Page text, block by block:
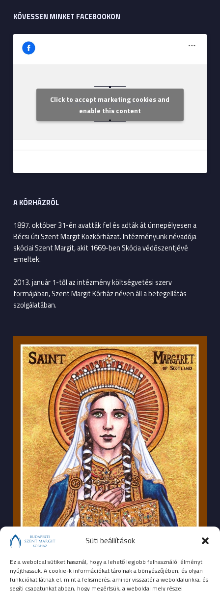
Süti beállítások
Ez a weboldal sütiket használ, hogy a lehető legjobb felhasználói élményt
nyújthassuk. A cookie-k információkat tárolnak a böngészőjében, és olyan
funkciókat látnak el, mint a felismerés, amikor visszatér a weboldalunkra, és
segíti csapatunkat abban, hogy megértsük, a weboldal mely részei
KÖVESSEN MINKET FACEBOOKON
Szent Margit Kórház
Click to accept marketing cookies and
enable this content
A KÓRHÁZRÓL
1897. október 31-én avatták fel és adták át ünnepélyesen a
Bécsi úti Szent Margit Közkórházat. Intézményünk névadója
skóciai Szent Margit, akit 1669-ben Skócia védőszentjévé
emeltek.
2013. január 1-től az intézmény költségvetési szerv
formájában, Szent Margit Kórház néven áll a betegellátás
szolgálatában.